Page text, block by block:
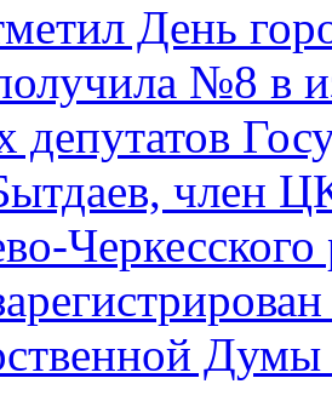
День
№8 в
депутатов
член